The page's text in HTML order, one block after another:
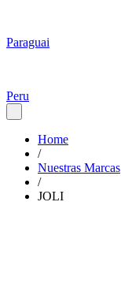
Paraguai
Peru
Home
/
Nuestras Marcas
/
JOLI